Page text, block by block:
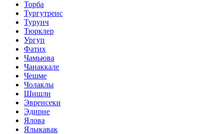
Торба
Тургутреис
Турунч
Тюрклер
Ургуп
Фатих
Чамьюва
Чанаккале
Чешме
Чолаклы
Шишли
Эвренсеки
Эдирне
Ялова
Ялыкавак